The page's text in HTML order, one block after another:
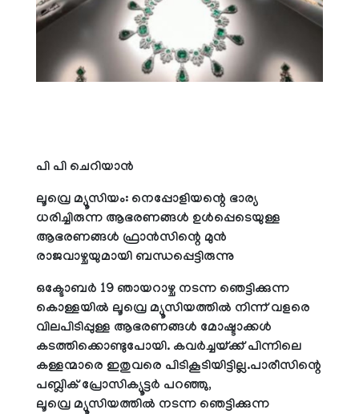
പി പി ചെറിയാന്‍
ലൂവ്രെ മ്യൂസിയം: നെപ്പോളിയന്റെ ഭാര്യ
ധരിച്ചിരുന്ന ആഭരണങ്ങള്‍ ഉള്‍പ്പെടെയുള്ള
ആഭരണങ്ങള്‍ ഫ്രാന്‍സിന്റെ മുന്‍
രാജവാഴ്ചയുമായി ബന്ധപ്പെട്ടിരുന്നു
ഒക്ടോബര്‍ 19 ഞായറാഴ്ച നടന്ന ഞെട്ടിക്കുന്ന
കൊള്ളയില്‍ ലൂവ്രെ മ്യൂസിയത്തില്‍ നിന്ന് വളരെ
വിലപിടിപ്പുള്ള ആഭരണങ്ങള്‍ മോഷ്ടാക്കള്‍
കടത്തിക്കൊണ്ടുപോയി. കവര്‍ച്ചയ്ക്ക് പിന്നിലെ
കള്ളന്മാരെ ഇതുവരെ പിടികൂടിയിട്ടില്ല.പാരീസിന്റെ
പബ്ലിക് പ്രോസിക്യൂട്ടര്‍ പറഞ്ഞു,
ലൂവ്രെ മ്യൂസിയത്തില്‍ നടന്ന ഞെട്ടിക്കുന്ന